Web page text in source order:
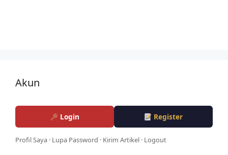
Akun
Login Register
Profil Saya · Lupa Password · Kirim Artikel · Logout